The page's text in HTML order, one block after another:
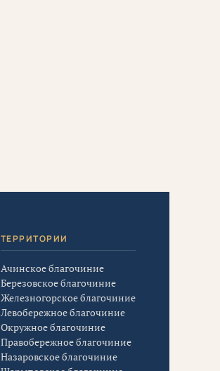
ТЕРРИТОРИИ
Ачинское благочиние
Березовское благочиние
Железногорское благочиние
Левобережное благочиние
Окружное благочиние
Правобережное благочиние
Назаровское благочиние